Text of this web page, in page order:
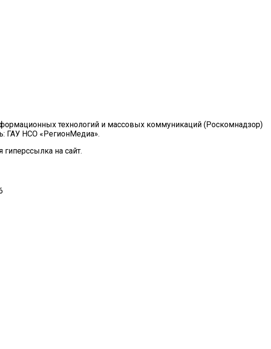
технологий и массовых коммуникаций (Роскомнадзор)
ГАУ НСО «РегионМедиа».
на сайт.